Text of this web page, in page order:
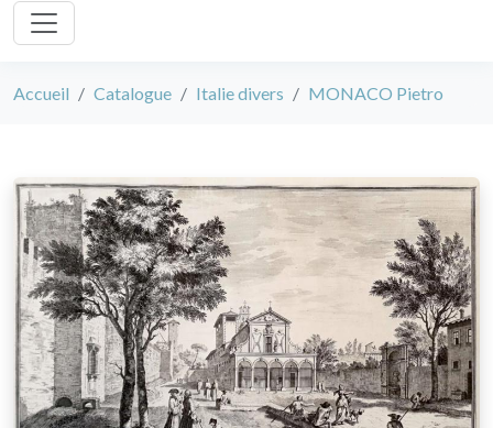
Accueil Catalogue Italie divers MONACO Pietro